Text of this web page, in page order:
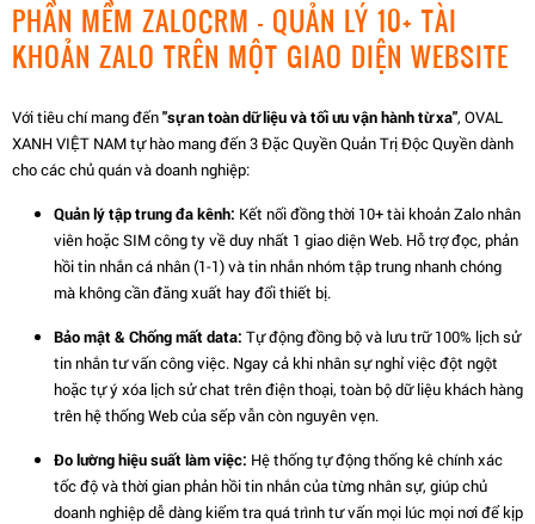
PHẦN MỀM ZALOCRM - QUẢN LÝ 10+ TÀI
KHOẢN ZALO TRÊN MỘT GIAO DIỆN WEBSITE
Với tiêu chí mang đến"sự an toàn dữ liệu và tối ưu vận hành từ xa", OVAL
XANH VIỆT NAM tự hào mang đến 3 Đặc Quyền Quản Trị Độc Quyền dành
cho các chủ quán và doanh nghiệp:
Quản lý tập trung đa kênh: Kết nối đồng thời 10+ tài khoản Zalo nhân
viên hoặc SIM công ty về duy nhất 1 giao diện Web. Hỗ trợ đọc, phản
hồi tin nhắn cá nhân (1-1) và tin nhắn nhóm tập trung nhanh chóng
mà không cần đăng xuất hay đổi thiết bị.
Bảo mật & Chống mất data: Tự động đồng bộ và lưu trữ 100% lịch sử
tin nhắn tư vấn công việc. Ngay cả khi nhân sự nghỉ việc đột ngột
hoặc tự ý xóa lịch sử chat trên điện thoại, toàn bộ dữ liệu khách hàng
trên hệ thống Web của sếp vẫn còn nguyên vẹn.
Đo lường hiệu suất làm việc: Hệ thống tự động thống kê chính xác
tốc độ và thời gian phản hồi tin nhắn của từng nhân sự, giúp chủ
doanh nghiệp dễ dàng kiểm tra quá trình tư vấn mọi lúc mọi nơi để kịp